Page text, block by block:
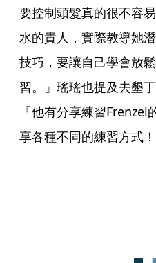
要控制頭髮真的很不容
水的貴人，實際教導她
技巧，要讓自己學會放
習。」瑤瑤也提及去墾
「他有分享練習Frenzel
享各種不同的練習方式！